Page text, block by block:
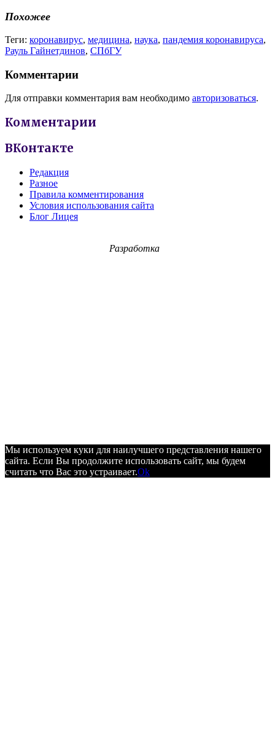
Похожее
Теги: коронавирус, медицина, наука, пандемия коронавируса,
Рауль Гайнетдинов, СПбГУ
Комментарии
Для отправки комментария вам необходимо авторизоваться.
Комментарии
ВКонтакте
Редакция
Разное
Правила комментирования
Условия использования сайта
Блог Лицея
Разработка
Мы используем куки для наилучшего представления нашего
сайта. Если Вы продолжите использовать сайт, мы будем
считать что Вас это устраивает.Ok